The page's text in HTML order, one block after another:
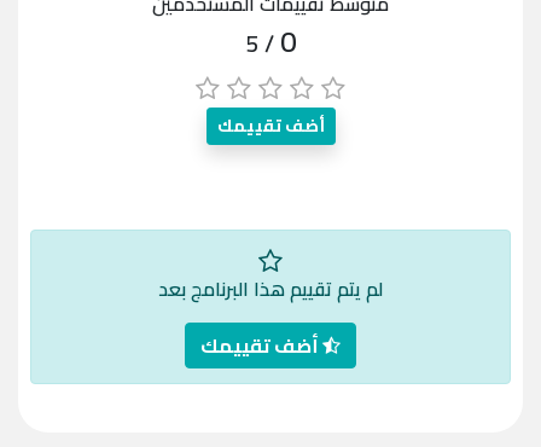
0
/ 5
أضف تقييمك
لم يتم تقييم هذا البرنامج بعد
أضف تقييمك